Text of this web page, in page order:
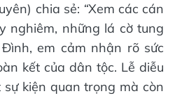
chia sẻ: “Xem các cán
nghiêm, những lá cờ tung
em cảm nhận rõ sức
kết của dân tộc. Lễ diễu
kiện quan trọng mà còn